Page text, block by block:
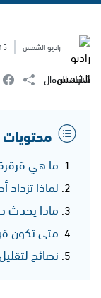
راديو الشمس 15 February 2026
شارك المقال
ما هي
لماذا
ماذا يحدث
متى تكون
نصائح